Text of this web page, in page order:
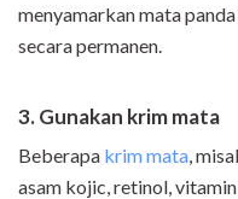
menyamarkan mata
secara permanen.
3. Gunakan krim mata
Beberapa krim mata ,
asam kojic, retinol,